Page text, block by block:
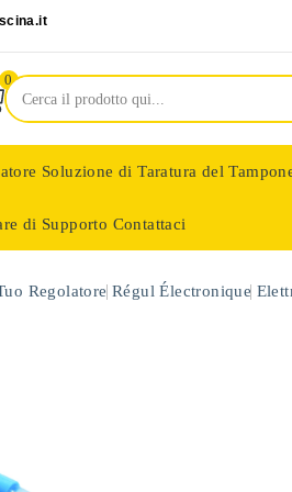
0
Soluzione di Taratura del
di Supporto Contattaci
Regolatore Régul Électronique